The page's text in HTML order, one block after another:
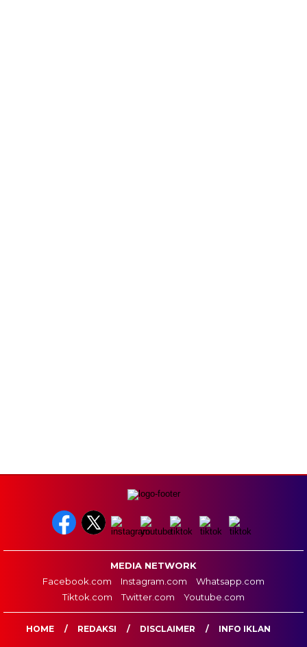
MEDIA NETWORK
Facebook.com
Instagram.com
Whatsapp.com
Tiktok.com
Twitter.com Youtube.com
HOME REDAKSI DISCLAIMER INFO IKLAN